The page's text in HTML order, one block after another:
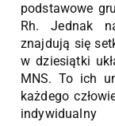
podstawowe
Rh. Jednak
znajdują się
w dziesiątki
MNS. To ich
każdego